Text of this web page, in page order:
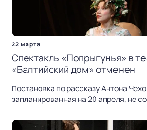
22 марта
Спектакль «Попрыгунья» в
«Балтийский дом» отменен
Постановка по рассказу Антона
запланированная на 20 апреля, не